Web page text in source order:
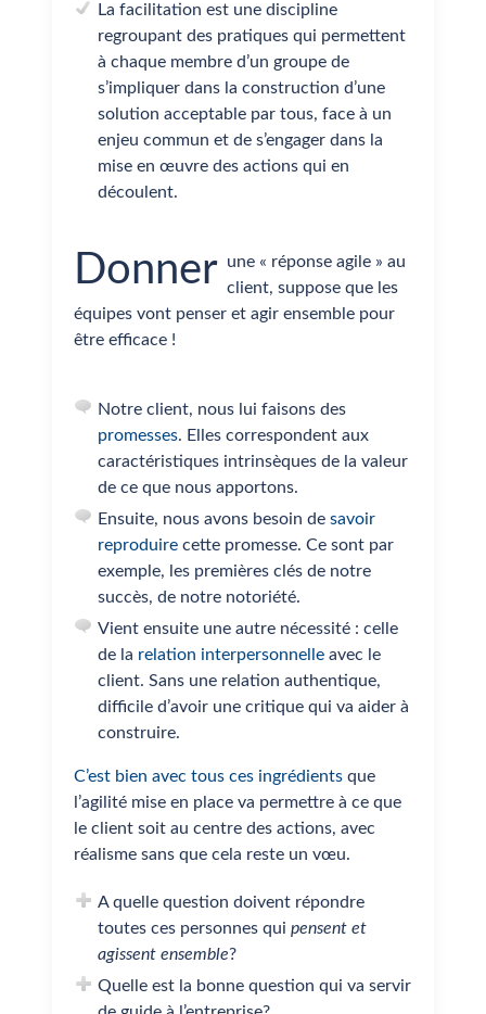
La facilitation est une discipline
regroupant des pratiques qui permettent
à chaque membre d’un groupe de
s’impliquer dans la construction d’une
solution acceptable par tous, face à un
enjeu commun et de s’engager dans la
mise en œuvre des actions qui en
découlent.
Donner une « réponse agile » au
client, suppose que les
équipes vont penser et agir ensemble pour
être efficace !
Notre client, nous lui faisons des
promesses. Elles correspondent aux
caractéristiques intrinsèques de la valeur
de ce que nous apportons.
Ensuite, nous avons besoin desavoir
reproduire cette promesse. Ce sont par
exemple, les premières clés de notre
succès, de notre notoriété.
Vient ensuite une autre nécessité : celle
de la relation interpersonnelle avec le
client. Sans une relation authentique,
difficile d’avoir une critique qui va aider à
construire.
C’est bien avec tous ces ingrédientsque
l’agilité mise en place va permettre à ce que
le client soit au centre des actions, avec
réalisme sans que cela reste un vœu.
A quelle question doivent répondre
toutes ces personnes quipensent et
agissent ensemble?
Quelle est la bonne question qui va servir